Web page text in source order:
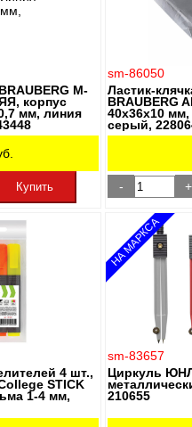
M-
корпус
мм, линия
Купить
sm-86050
Ластик-
BRAUBERG
40х36х10 мм,
серый,
- +
4 шт.,
STICK
1-4 мм,
НА МАРКСА
sm-83657
Циркуль
210655